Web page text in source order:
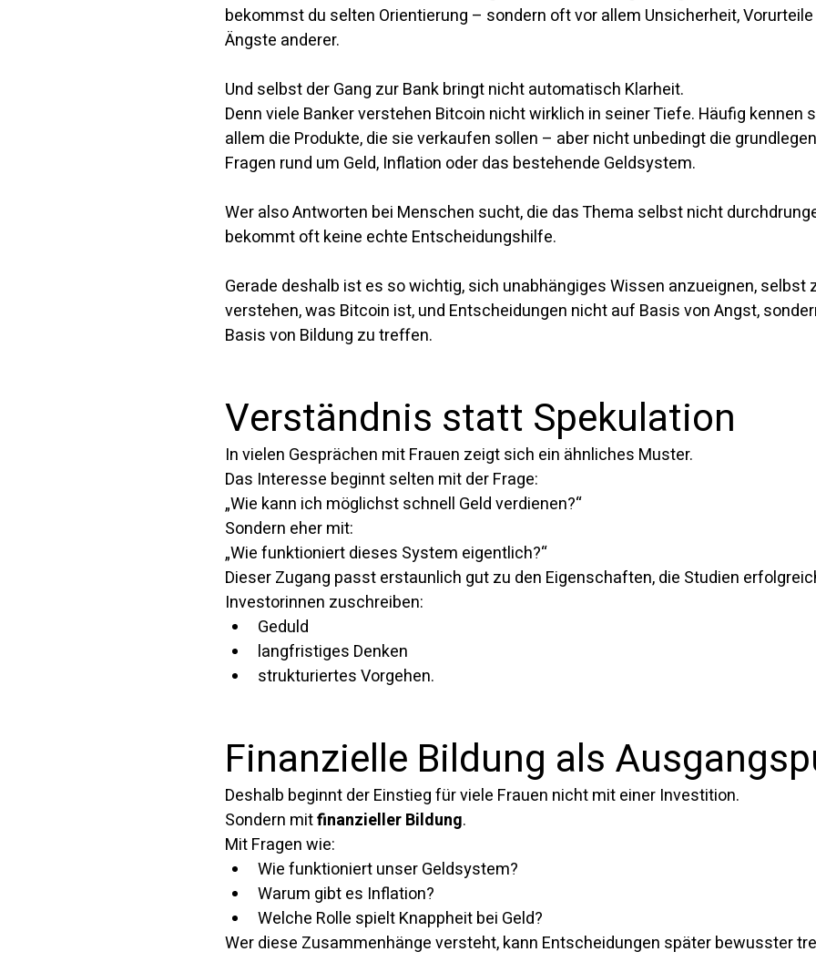
bekommst du selten Orientierung – sondern oft vor allem Unsicherheit,
Ängste anderer.
Und selbst der Gang zur Bank bringt nicht automatisch Klarheit.
Denn viele Banker verstehen Bitcoin nicht wirklich in seiner Tiefe. Häufig kennen
allem die Produkte, die sie verkaufen sollen – aber nicht unbedingt die
Fragen rund um Geld, Inflation oder das bestehende Geldsystem.
Wer also Antworten bei Menschen sucht, die das Thema selbst nicht
bekommt oft keine echte Entscheidungshilfe.
Gerade deshalb ist es so wichtig, sich unabhängiges Wissen anzueignen, selbst
verstehen, was Bitcoin ist, und Entscheidungen nicht auf Basis von Angst,
Basis von Bildung zu treffen.
Verständnis statt Spekulation
In vielen Gesprächen mit Frauen zeigt sich ein ähnliches Muster.
Das Interesse beginnt selten mit der Frage:
„Wie kann ich möglichst schnell Geld verdienen?“
Sondern eher mit:
„Wie funktioniert dieses System eigentlich?“
Dieser Zugang passt erstaunlich gut zu den Eigenschaften, die Studien
Investorinnen zuschreiben:
Geduld
langfristiges Denken
strukturiertes Vorgehen.
Finanzielle Bildung als
Deshalb beginnt der Einstieg für viele Frauen nicht mit einer Investition.
Sondern mit finanzieller Bildung.
Mit Fragen wie:
Wie funktioniert unser Geldsystem?
Warum gibt es Inflation?
Welche Rolle spielt Knappheit bei Geld?
Wer diese Zusammenhänge versteht, kann Entscheidungen später bewusster